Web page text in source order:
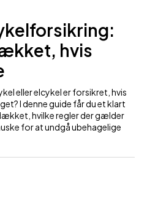
hvis
eller elcykel er forsikret, hvis
I denne guide får du et klart
hvilke regler der gælder
for at undgå ubehagelige